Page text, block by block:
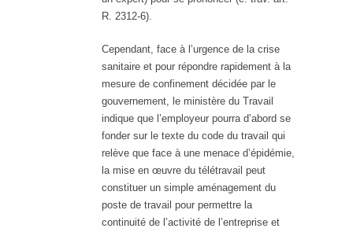
R. 2312-6).
Cependant, face à l’urgence de la crise
sanitaire et pour répondre rapidement à la
mesure de confinement décidée par le
gouvernement, le ministère du Travail
indique que l’employeur pourra d’abord se
fonder sur le texte du code du travail qui
relève que face à une menace d’épidémie,
la mise en œuvre du télétravail peut
constituer un simple aménagement du
poste de travail pour permettre la
continuité de l’activité de l’entreprise et